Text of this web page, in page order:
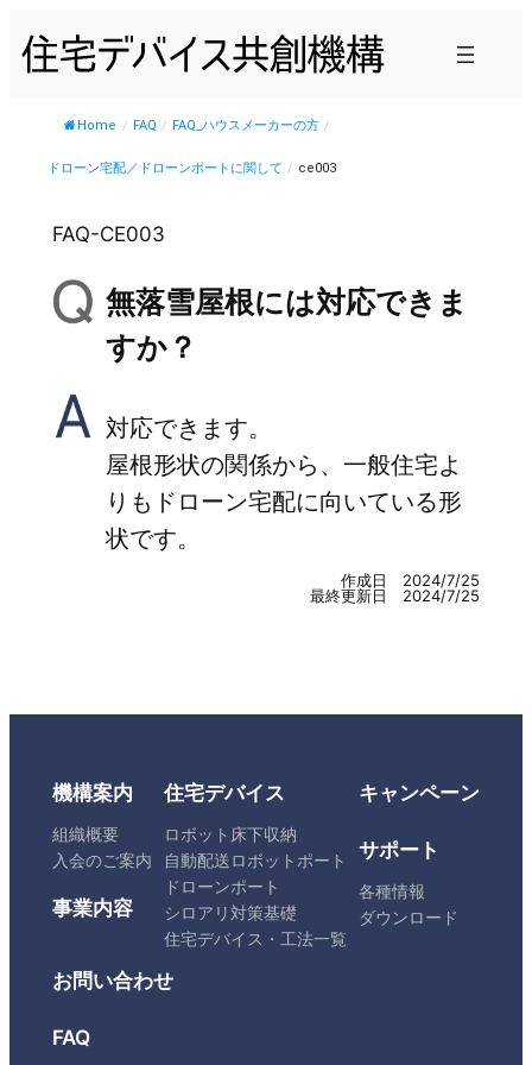
容
Home / FAQ / FAQ_ハウスメーカーの方 /
ドローン宅配／ドローンポートに関して / ce003
FAQ-CE003
無落雪屋根には対応できま
すか？
対応できます。
屋根形状の関係から、一般住宅よ
りもドローン宅配に向いている形
状です。
作成日 2024/7/25
最終更新日 2024/7/25
機構案内
組織概要
入会のご案内
事業内容
住宅デバイス
ロボット床下収納
自動配送ロボットポート
ドローンポート
シロアリ対策基礎
住宅デバイス・工法一覧
キャンペーン
サポート
各種情報
ダウンロード
お問い合わせ
FAQ